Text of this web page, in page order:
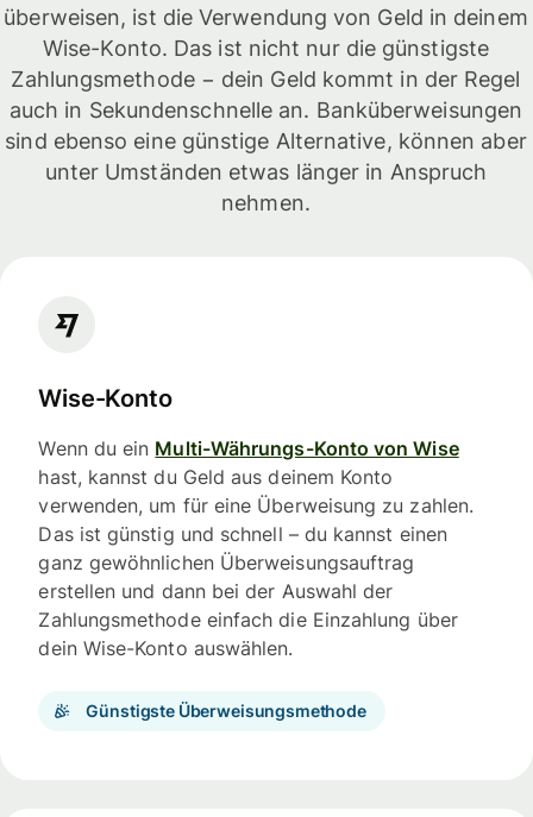
überweisen, ist die Verwendung von Geld in deinem
Wise-Konto. Das ist nicht nur die günstigste
Zahlungsmethode − dein Geld kommt in der Regel
auch in Sekundenschnelle an. Banküberweisungen
sind ebenso eine günstige Alternative, können aber
unter Umständen etwas länger in Anspruch
nehmen.
Wise-Konto
Wenn du ein Multi-Währungs-Konto von Wise
hast, kannst du Geld aus deinem Konto
verwenden, um für eine Überweisung zu zahlen.
Das ist günstig und schnell – du kannst einen
ganz gewöhnlichen Überweisungsauftrag
erstellen und dann bei der Auswahl der
Zahlungsmethode einfach die Einzahlung über
dein Wise-Konto auswählen.
Günstigste Überweisungsmethode